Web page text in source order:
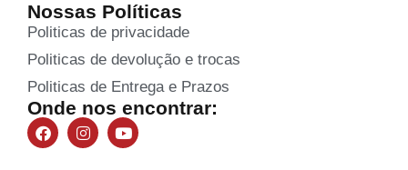
Nossas Políticas
Politicas de privacidade
Politicas de devolução e trocas
Politicas de Entrega e Prazos
Onde nos encontrar: